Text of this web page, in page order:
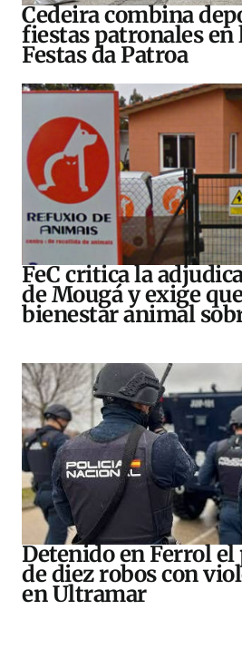
Cedeira combina
fiestas patronales en
Festas da Patroa
FeC critica la
de Mougá y exige
bienestar animal
Detenido en Ferrol
de diez robos con
en Ultramar